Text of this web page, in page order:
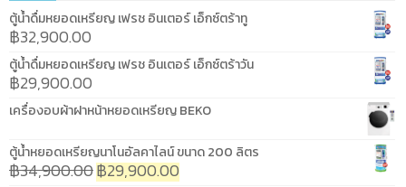
ตู้น้ำดื่มหยอดเหรียญ เฟรช อินเตอร์ เอ็กซ์ตร้าทู
฿32,900.00
ตู้น้ำดื่มหยอดเหรียญ เฟรช อินเตอร์ เอ็กซ์ตร้าวัน
฿29,900.00
เครื่องอบผ้าฝาหน้าหยอดเหรียญ BEKO
ตู้น้ำหยอดเหรียญนาโนอัลคาไลน์ ขนาด 200 ลิตร
฿34,900.00฿29,900.00